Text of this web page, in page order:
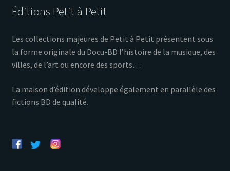
Éditions Petit à Petit
Les collections majeures de Petit à Petit présentent sous
la forme originale du Docu-BD l’histoire de la musique, des
villes, de l’art ou encore des sports…
La maison d’édition développe également en parallèle des
fictions BD de qualité.